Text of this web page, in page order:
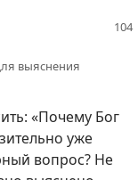
выяснения
«Почему Бог
уже
вопрос? Не